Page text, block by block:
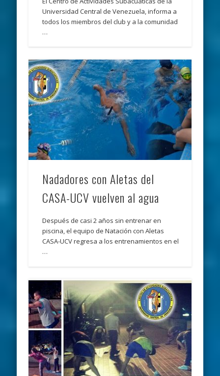
Universidad Central de Venezuela, informa a
todos los miembros del club y a la comunidad
…
Nadadores con Aletas del
CASA-UCV vuelven al agua
Después de casi 2 años sin entrenar en
piscina, el equipo de Natación con Aletas
CASA-UCV regresa a los entrenamientos en el
…